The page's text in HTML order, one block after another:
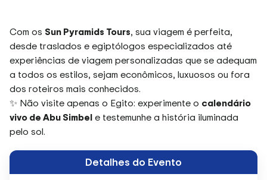
Com os Sun Pyramids Tours, sua viagem é perfeita,
desde traslados e egiptólogos especializados até
experiências de viagem personalizadas que se adequam
a todos os estilos, sejam econômicos, luxuosos ou fora
dos roteiros mais conhecidos.
✨ Não visite apenas o Egito: experimente o calendário
vivo de Abu Simbele testemunhe a história iluminada
pelo sol.
Detalhes do Evento